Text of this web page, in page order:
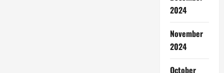
2024
November
2024
October